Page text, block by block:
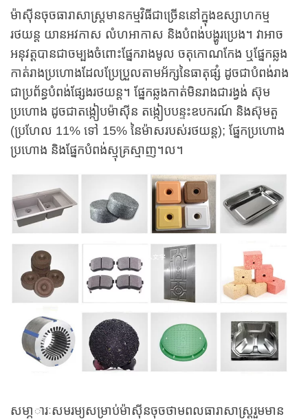
ម៉ាស៊ីនចុចធារាសាស្ត្រមានកម្មវិធីជាច្រើននៅក្នុងឧស្សាហកម្ម
រថយន្ត យានអវកាស លំហអាកាស និងបំពង់បង្ហូរប្រេង។ វាអាច
អនុវត្តបានជាចម្បងចំពោះផ្នែករាងមូល ចតុកោណកែង ឬផ្នែកឆ្លង
កាត់រាងប្រហោងដែលប្រែប្រួលតាមអ័ក្សនៃធាតុផ្សំ ដូចជាបំពង់រាង
ជាប្រព័ន្ធបំពង់ផ្សែងរថយន្ត។ ផ្នែកឆ្លងកាត់មិនរាងជារង្វង់ ស៊ុម
ប្រហោង ដូចជាតង្កៀបម៉ាស៊ីន តង្កៀបបន្ទះឧបករណ៍ និងស៊ុមតួ
(ប្រហែល 11% ទៅ 15% នៃម៉ាសរបស់រថយន្ត); ផ្នែកប្រហោង
ប្រហោង និងផ្នែកបំពង់ស្មុគ្រស្មាញ។ល។
សមា្ភារៈសមរម្យសម្រាប់ម៉ាស៊ីនចុចថាមពលធារាសាស្ត្ររួមមាន